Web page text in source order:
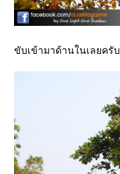
ขับเข้ามาด้านในเลยครั